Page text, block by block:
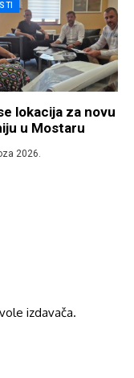
lokacija za novu
u Mostaru
2026.
izdavača.